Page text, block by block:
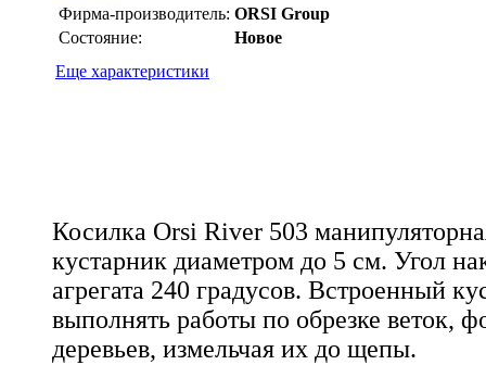
Фирма-производитель: ORSI Group
Состояние:
Новое
Еще характеристики
Косилка Orsi River 503
кустарник диаметром до 5 см. Угол
агрегата 240 градусов. Встроенный
выполнять работы по обрезке веток,
деревьев, измельчая их до щепы.